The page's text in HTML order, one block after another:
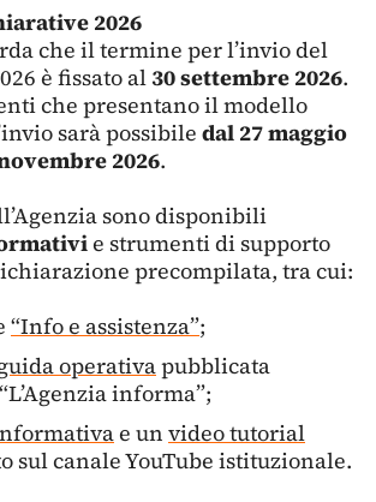
2026
che il termine per l’invio del
è fissato al 30 settembre 2026.
che presentano il modello
sarà possibile dal 27 maggio
2026.
sono disponibili
e strumenti di supporto
precompilata, tra cui:
“Info e assistenza”;
operativapubblicata
informa”;
e un video tutorial
sul canale YouTube istituzionale.